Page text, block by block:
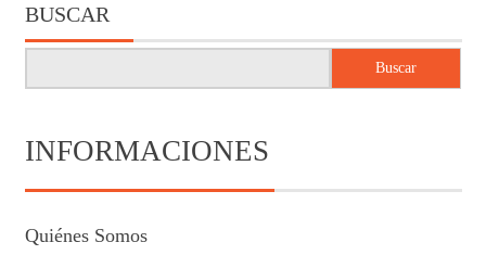
BUSCAR
Buscar
INFORMACIONES
Quiénes Somos